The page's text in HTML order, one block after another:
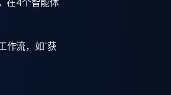
作流，如"获